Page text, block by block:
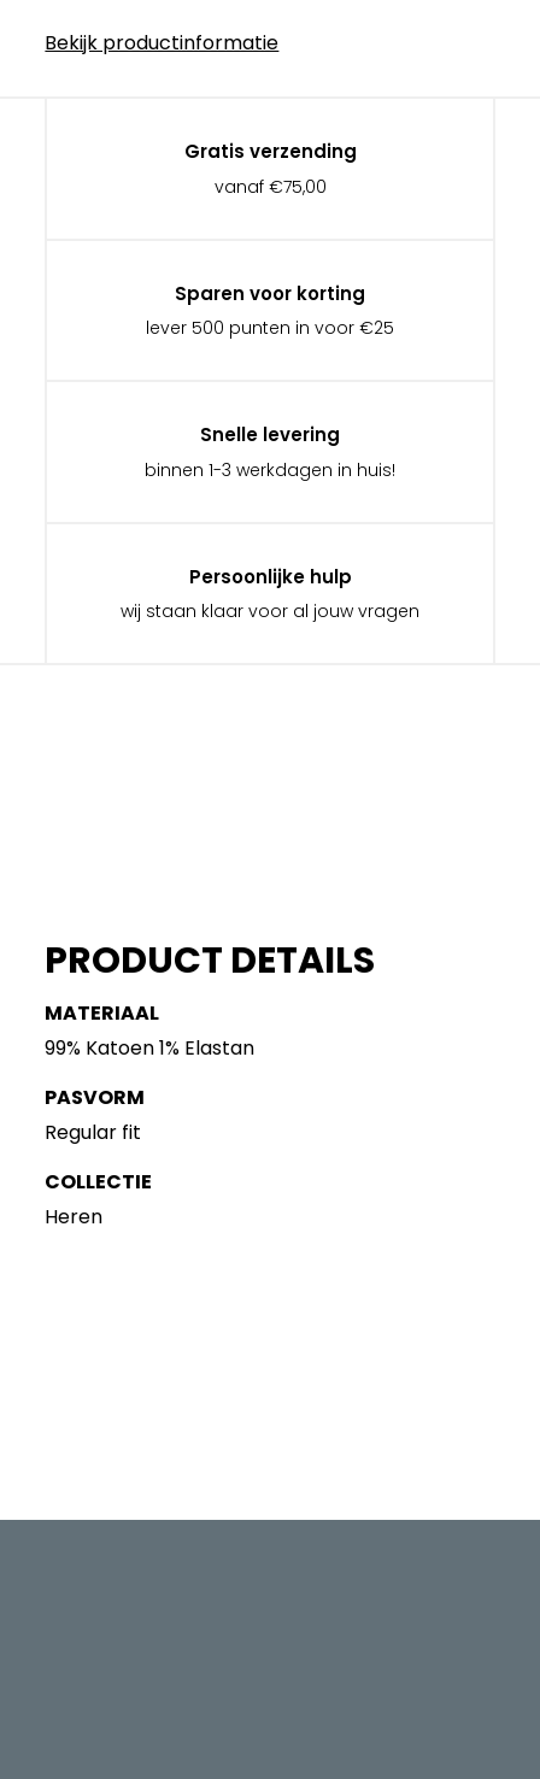
Bekijk productinformatie
Gratis verzending
vanaf €75,00
Sparen voor korting
lever 500 punten in voor €25
Snelle levering
binnen 1-3 werkdagen in huis!
Persoonlijke hulp
wij staan klaar voor al jouw vragen
PRODUCT DETAILS
MATERIAAL
99% Katoen 1% Elastan
PASVORM
Regular fit
COLLECTIE
Heren